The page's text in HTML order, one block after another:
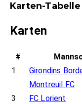
Karten-
Karten
#
1
Girondins
Montreuil FC
3
FC Lorient